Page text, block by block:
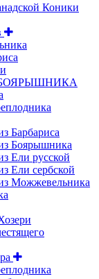
Коники
Барбариса
Боярышника
Ели русской
Ели сербской
Можжевельника